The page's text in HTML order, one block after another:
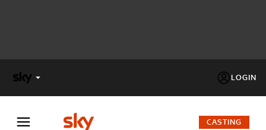
LOGIN
FACTOR
CASTING